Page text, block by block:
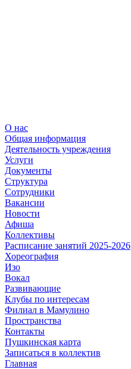
О нас
Общая информация
Деятельность учреждения
Услуги
Документы
Структура
Сотрудники
Вакансии
Новости
Афиша
Коллективы
Расписание занятий 2025-2026
Хореография
Изо
Вокал
Развивающие
Клубы по интересам
Филиал в Мамулино
Пространства
Контакты
Пушкинская карта
Записаться в коллектив
Главная